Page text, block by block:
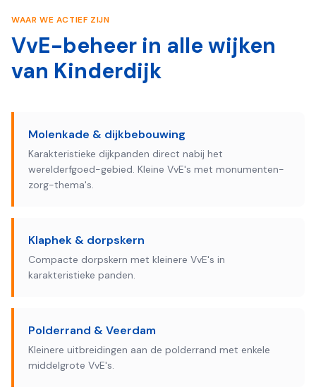
WAAR WE ACTIEF ZIJN
VvE-beheer in alle wijken
van Kinderdijk
Molenkade & dijkbebouwing
Karakteristieke dijkpanden direct nabij het
werelderfgoed-gebied. Kleine VvE's met monumenten­
zorg-thema's.
Klaphek & dorpskern
Compacte dorpskern met kleinere VvE's in
karakteristieke panden.
Polderrand & Veerdam
Kleinere uitbreidingen aan de polderrand met enkele
middelgrote VvE's.